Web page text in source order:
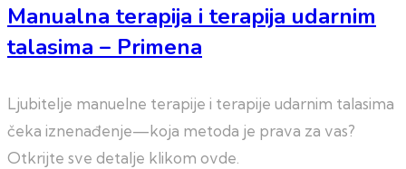
Manualna terapija i terapija udarnim
talasima – Primena
Ljubitelje manuelne terapije i terapije udarnim talasima
čeka iznenađenje—koja metoda je prava za vas?
Otkrijte sve detalje klikom ovde.